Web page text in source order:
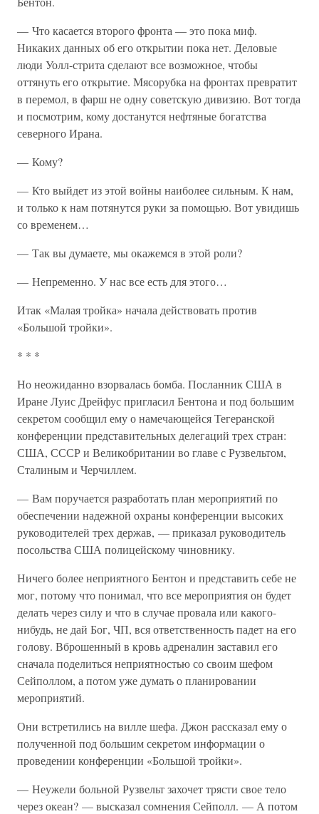
— Что касается второго фронта — это пока миф.
Никаких данных об его открытии пока нет. Деловые
люди Уолл-стрита сделают все возможное, чтобы
оттянуть его открытие. Мясорубка на фронтах превратит
в перемол, в фарш не одну советскую дивизию. Вот тогда
и посмотрим, кому достанутся нефтяные богатства
северного Ирана.
— Кому?
— Кто выйдет из этой войны наиболее сильным. К нам,
и только к нам потянутся руки за помощью. Вот увидишь
со временем…
— Так вы думаете, мы окажемся в этой роли?
— Непременно. У нас все есть для этого…
Итак «Малая тройка» начала действовать против
«Большой тройки».
* * *
Но неожиданно взорвалась бомба. Посланник США в
Иране Луис Дрейфус пригласил Бентона и под большим
секретом сообщил ему о намечающейся Тегеранской
конференции представительных делегаций трех стран:
США, СССР и Великобритании во главе с Рузвельтом,
Сталиным и Черчиллем.
— Вам поручается разработать план мероприятий по
обеспечении надежной охраны конференции высоких
руководителей трех держав, — приказал руководитель
посольства США полицейскому чиновнику.
Ничего более неприятного Бентон и представить себе не
мог, потому что понимал, что все мероприятия он будет
делать через силу и что в случае провала или какого-
нибудь, не дай Бог, ЧП, вся ответственность падет на его
голову. Вброшенный в кровь адреналин заставил его
сначала поделиться неприятностью со своим шефом
Сейполлом, а потом уже думать о планировании
мероприятий.
Они встретились на вилле шефа. Джон рассказал ему о
полученной под большим секретом информации о
проведении конференции «Большой тройки».
— Неужели больной Рузвельт захочет трясти свое тело
через океан? — высказал сомнения Сейполл. — А потом